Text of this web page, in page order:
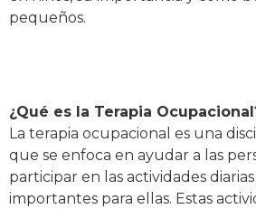
pequeños.
¿Qué es la Terapia
La terapia ocupacional es una
que se enfoca en ayudar a las
participar en las actividades
importantes para ellas. Estas